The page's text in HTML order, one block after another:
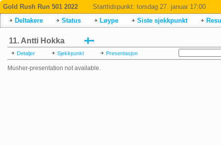
Gold Rush Run 501 2022 Starttidspunkt: torsdag 27. januar 17:00
Deltakere
Status Løype Siste sjekkpunkt
11. Antti Hokka
Detaljer Sjekkpunkt Presentasjon
Musher-presentation not available.